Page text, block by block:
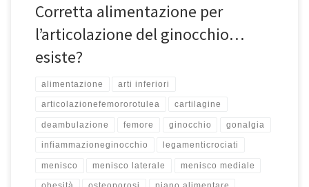
Corretta alimentazione per
l’articolazione del ginocchio…
esiste?
alimentazione arti inferiori
articolazionefemororotulea cartilagine
deambulazione femore ginocchio gonalgia
infiammazioneginocchio legamenticrociati
menisco menisco laterale menisco mediale